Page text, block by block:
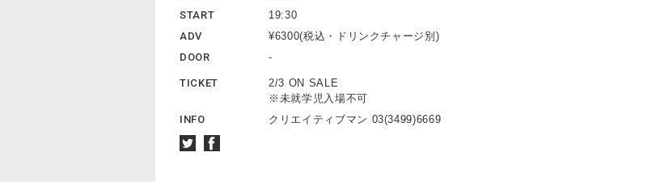
START
19:30
ADV
¥6300(税込・ドリンクチャージ別)
DOOR
-
TICKET
2/3 ON SALE
※未就学児入場不可
INFO
クリエイティブマン 03(3499)6669